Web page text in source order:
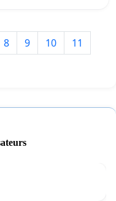
8 9 10
11